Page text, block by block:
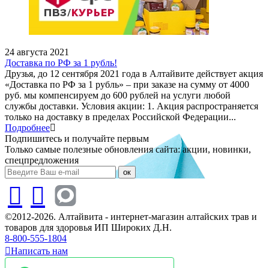
24 августа 2021
Доставка по РФ за 1 рубль!
Друзья, до 12 сентября 2021 года в Алтайвите действует акция
«Доставка по РФ за 1 рубль» – при заказе на сумму от 4000
руб. мы компенсируем до 600 рублей на услуги любой
службы доставки. Условия акции: 1. Акция распространяется
только на доставку в пределах Российской Федерации...
Подробнее
Подпишитесь и получайте первым
Только самые полезные обновления сайта: акции, новинки,
спецпредложения
ок
©2012-2026. Алтайвита - интернет-магазин алтайских трав и
товаров для здоровья ИП Широких Д.Н.
8-800-555-1804
Написать нам